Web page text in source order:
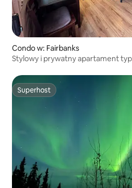
Condo w: Fairbanks
Stylowy i prywatny apartament
Superhost
Superhost